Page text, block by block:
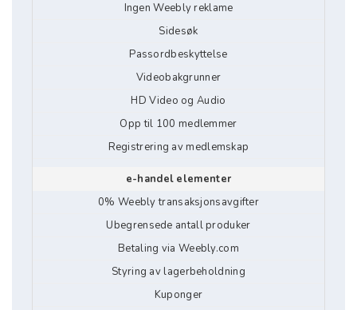
Ingen Weebly reklame
Sidesøk
Passordbeskyttelse
Videobakgrunner
HD Video og Audio
Opp til 100 medlemmer
Registrering av medlemskap
e-handel elementer
0% Weebly transaksjonsavgifter
Ubegrensede antall produker
Betaling via Weebly.com
Styring av lagerbeholdning
Kuponger